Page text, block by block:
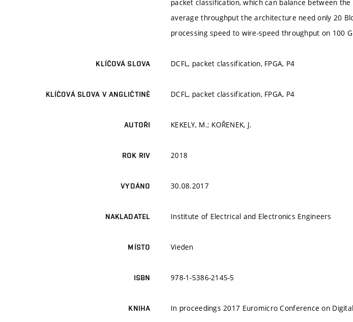
packet classification, which can balance between
average throughput the architecture need only 20
processing speed to wire-speed throughput on 100
KLÍČOVÁ SLOVA DCFL, packet classification, FPGA, P4
KLÍČOVÁ SLOVA V ANGLIČTINĚ DCFL, packet classification, FPGA, P4
AUTOŘI KEKELY, M.; KOŘENEK, J.
ROK RIV 2018
VYDÁNO 30.08.2017
NAKLADATEL Institute of Electrical and Electronics Engineers
MÍSTO Vieden
ISBN 978-1-5386-2145-5
KNIHA In proceedings 2017 Euromicro Conference on